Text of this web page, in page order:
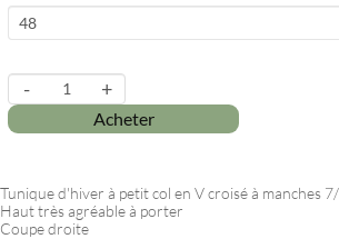
- +
Acheter
Tunique d'hiver à petit col en V croisé à manches
Haut très agréable à porter
Coupe droite